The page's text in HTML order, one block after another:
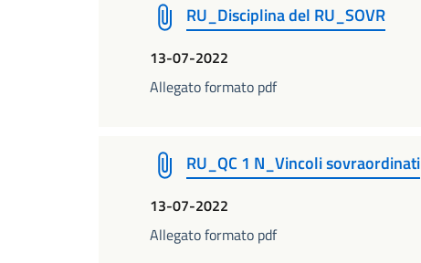
RU_Disciplina del RU_SOVR
13-07-2022
Allegato formato pdf
RU_QC 1 N_Vincoli sovraordinati
13-07-2022
Allegato formato pdf